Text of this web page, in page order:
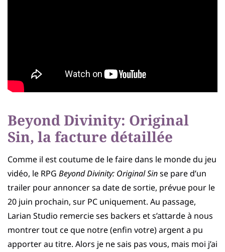
Beyond Divinity: Original
Sin, la facture détaillée
Comme il est coutume de le faire dans le monde du jeu
vidéo, le RPG Beyond Divinity: Original Sinse pare d’un
trailer pour annoncer sa date de sortie, prévue pour le
20 juin prochain, sur PC uniquement. Au passage,
Larian Studio remercie ses backers et s’attarde à nous
montrer tout ce que notre (enfin votre) argent a pu
apporter au titre. Alors je ne sais pas vous, mais moi j’ai